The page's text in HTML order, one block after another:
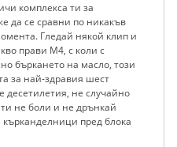
комплекса ти за
да се сравни по никакъв
Гледай някой клип и
прави М4, с коли с
бъркането на масло, този
за най-здравия шест
десетилетия, не случайно
не боли и не дрънкай
кърканделници пред блока